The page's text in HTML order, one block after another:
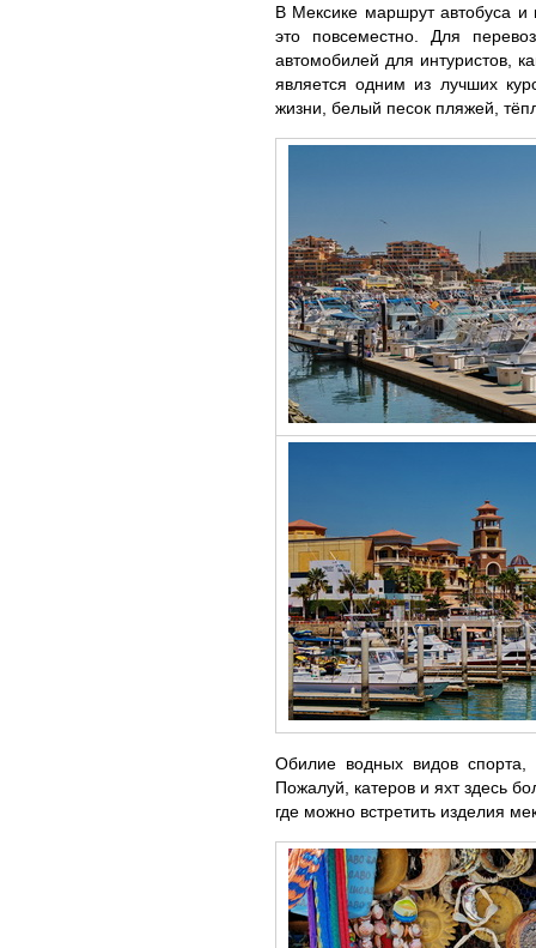
В Мексике маршрут автобуса и
это повсеместно. Для
автомобилей для интуристов,
является одним из лучших
жизни, белый песок пляжей,
Обилие водных видов спорта,
Пожалуй, катеров и яхт здесь
где можно встретить изделия